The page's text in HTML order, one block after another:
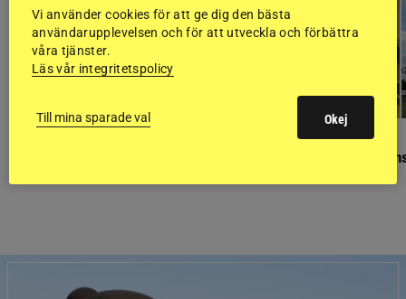
GÄSTBLOGGEN
Så gick det på
Vi använder cookies för att ge dig den bästa
användarupplevelsen och för att utveckla och förbättra
våra tjänster.
Läs vår integritetspolicy
Till mina sparade val Okej